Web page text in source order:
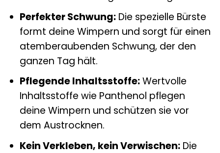
Perfekter Schwung:Die spezielle Bürste
formt deine Wimpern und sorgt für einen
atemberaubenden Schwung, der den
ganzen Tag hält.
Pflegende Inhaltsstoffe:Wertvolle
Inhaltsstoffe wie Panthenol pflegen
deine Wimpern und schützen sie vor
dem Austrocknen.
Kein Verkleben, kein Verwischen:Die